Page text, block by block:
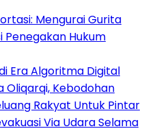
Mengurai Gurita
Penegakan Hukum
Era Algoritma Digital
Oliqarqi, Kebodohan
Rakyat Untuk Pintar
Via Udara Selama